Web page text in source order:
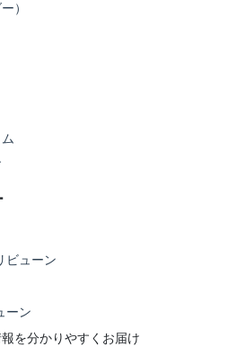
）
ビューン
ーン
を分かりやすくお届け